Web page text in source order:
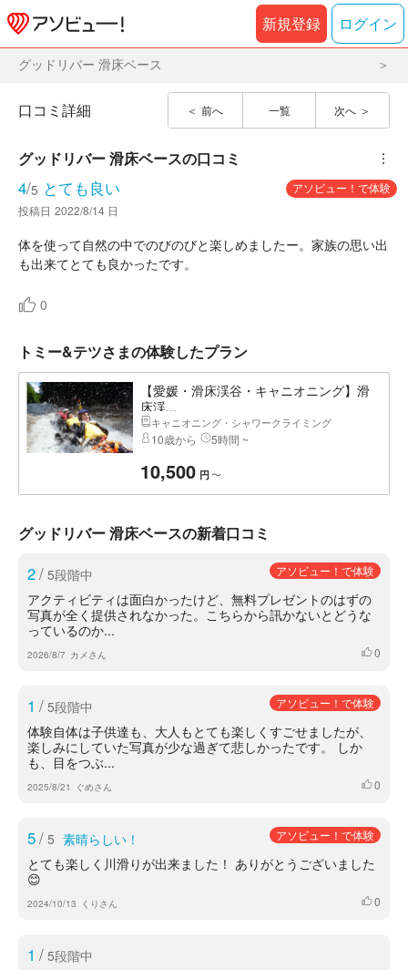
新規登録 ログイン
グッドリバー 滑床ベース
前へ 一覧 次へ
口コミ詳細
グッドリバー 滑床ベースの口コミ ︙
4/5 とても良い
アソビュー！で体験
投稿日 2022/8/14 日
体を使って自然の中でのびのびと楽しめましたー。家族の思い出
も出来てとても良かったです。
0
トミー&テツさまの体験したプラン
【愛媛・滑床渓谷・キャニオニング】滑
床渓...
キャニオニング・シャワークライミング
10歳から 5時間 ~
10,500 円 〜
グッドリバー 滑床ベースの新着口コミ
2/ 5段階中 アソビュー！で体験
アクティビティは面白かったけど、無料プレゼントのはずの
写真が全く提供されなかった。こちらから訊かないとどうな
っているのか...
2026/8/7 カメさん いいね
0
1 / 5段階中 アソビュー！で体験
体験自体は子供達も、大人もとても楽しくすごせましたが、
楽しみにしていた写真が少な過ぎて悲しかったです。 しか
も、目をつぶ...
2025/8/21 ぐめさん いいね
0
5/ 5 素晴らしい！ アソビュー！で体験
とても楽しく川滑りが出来ました！ ありがとうございました
😊
2024/10/13 くりさん いいね
0
1 / 5段階中